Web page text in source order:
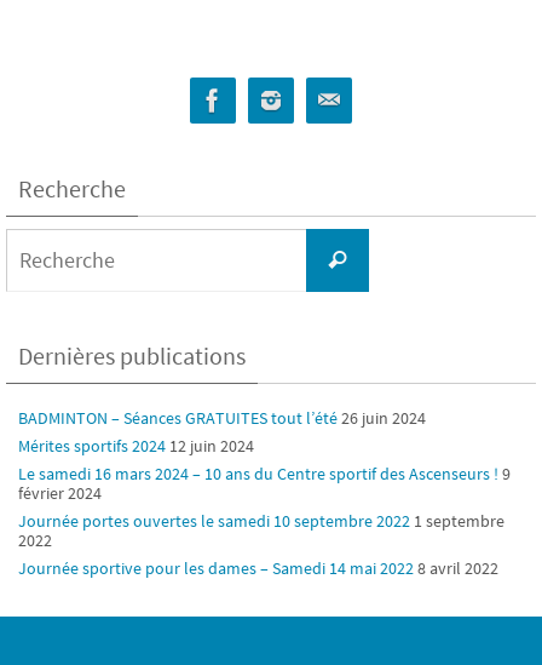
Recherche
Recherche
Dernières publications
BADMINTON – Séances GRATUITES tout l’été26 juin 2024
Mérites sportifs 2024 12 juin 2024
Le samedi 16 mars 2024 – 10 ans du Centre sportif des Ascenseurs ! 9
février 2024
Journée portes ouvertes le samedi 10 septembre 2022 1 septembre
2022
Journée sportive pour les dames – Samedi 14 mai 20228 avril 2022